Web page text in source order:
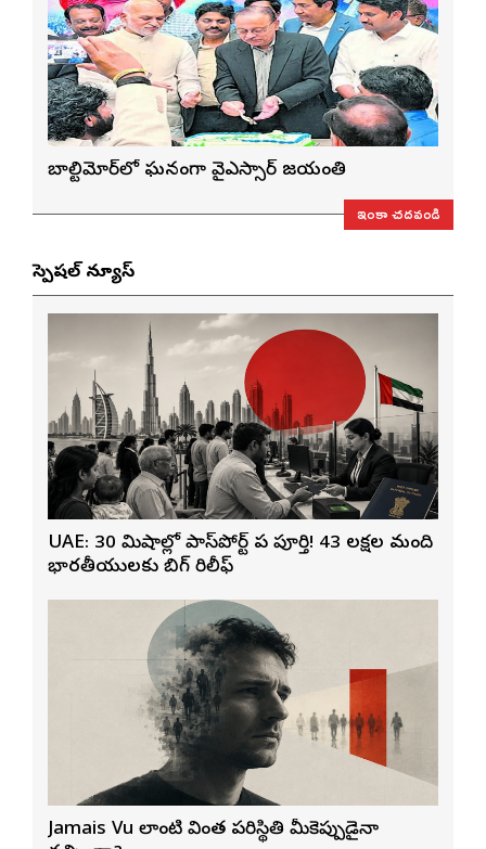
బాల్టిమోర్‌లో ఘనంగా వైఎస్సార్‌ జయంతి
ఇంకా చదవండి
స్పెషల్ న్యూస్
UAE: 30 నిమిషాల్లో పాస్‌పోర్ట్ పని పూర్తి! 43 లక్షల మంది
భారతీయులకు బిగ్ రిలీఫ్
Jamais Vu లాంటి వింత పరిస్థితి మీకెప్పుడైనా